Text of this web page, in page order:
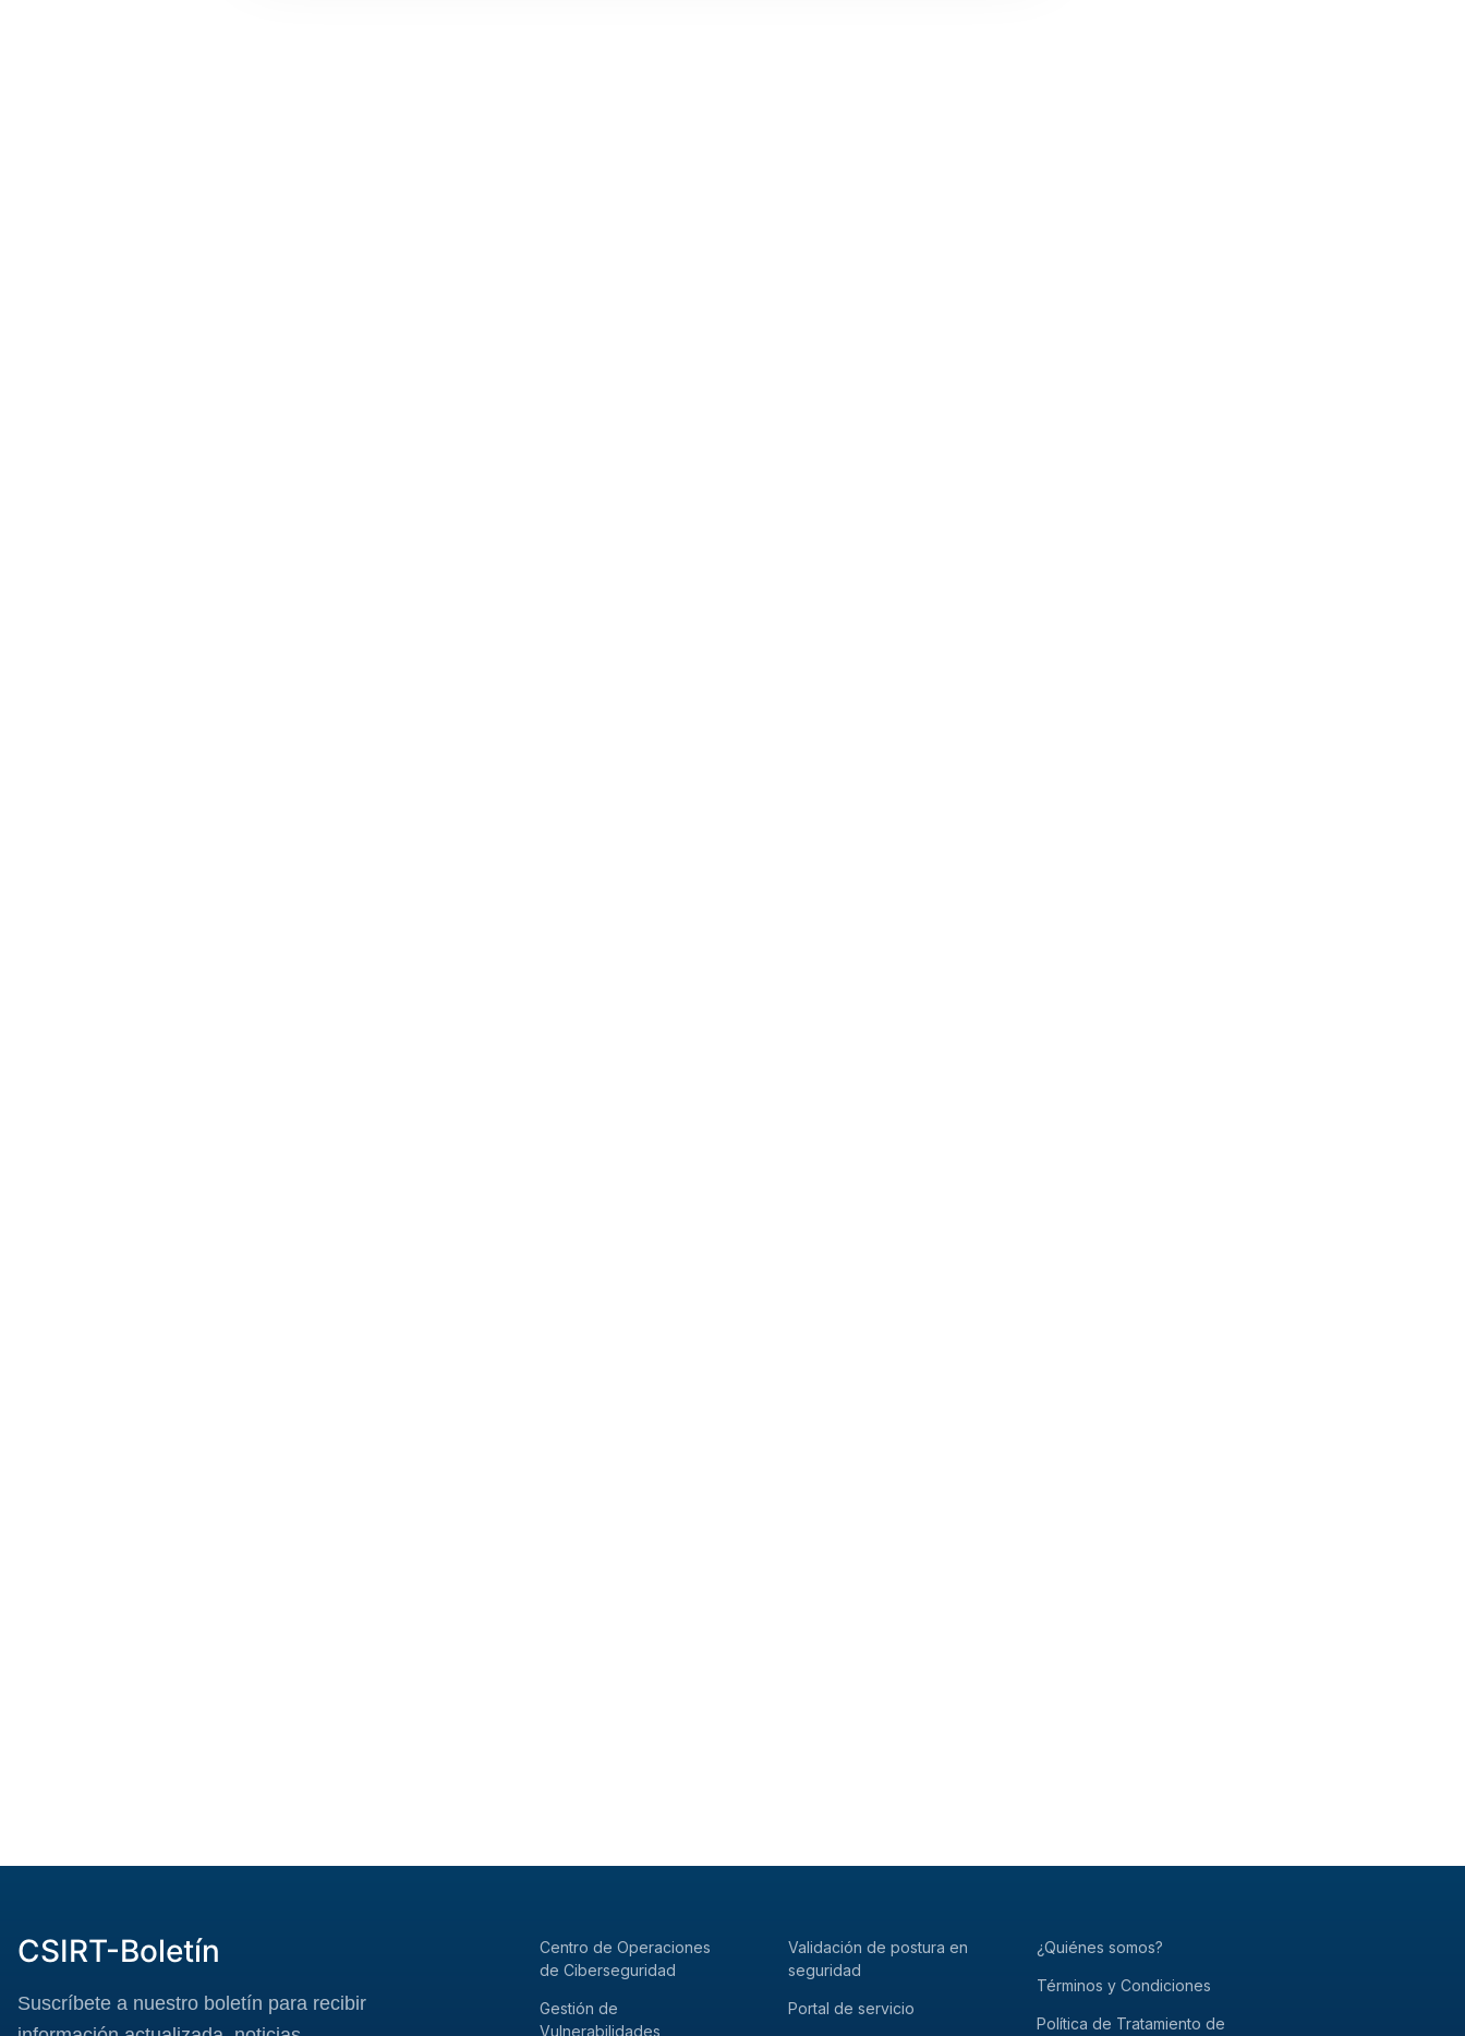
CSIRT-Boletín
Suscríbete a nuestro boletín para recibir
Centro de Operaciones
de Ciberseguridad
Gestión de
Vulnerabilidades
Validación de postura en
seguridad
Portal de servicio
¿Quiénes somos?
Términos y Condiciones
Política de Tratamiento de